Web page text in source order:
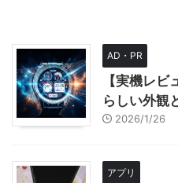
AD・PR
【実機レビ
らしい外観
2026/1/26
アプリ